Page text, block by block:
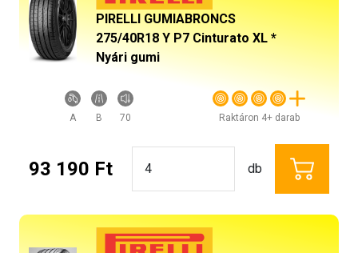
PIRELLI GUMIABRONCS
275/40R18 Y P7 Cinturato XL *
Nyári gumi
A B 70 Raktáron 4+ darab
93 190 Ft db